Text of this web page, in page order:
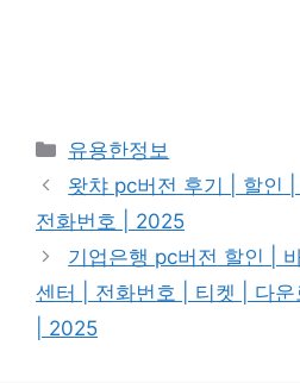
카
테
고
리
유용한정보
왓챠 pc버전 후기 | 할인 |
전화번호 | 2025
기업은행 pc버전 할인 |
센터 | 전화번호 | 티켓 | 다
| 2025